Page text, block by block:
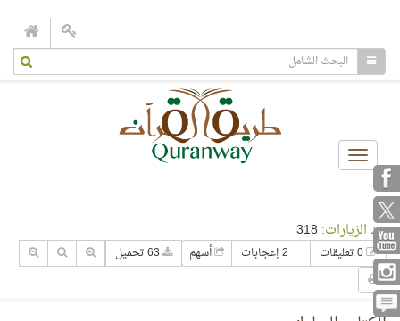
Toggle
navigation
عدد الزيارات:
2 إعجابات أسهم